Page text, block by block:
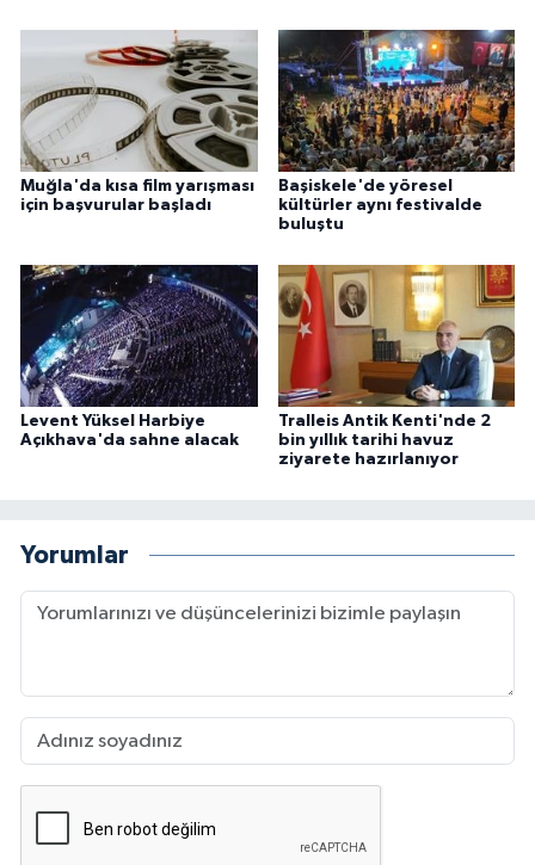
Muğla'da kısa film yarışması
için başvurular başladı
Başiskele'de yöresel
kültürler aynı festivalde
buluştu
Levent Yüksel Harbiye
Açıkhava'da sahne alacak
Tralleis Antik Kenti'nde 2
bin yıllık tarihi havuz
ziyarete hazırlanıyor
Yorumlar